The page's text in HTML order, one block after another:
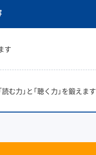
す
む力」と「聴く力」を鍛えます